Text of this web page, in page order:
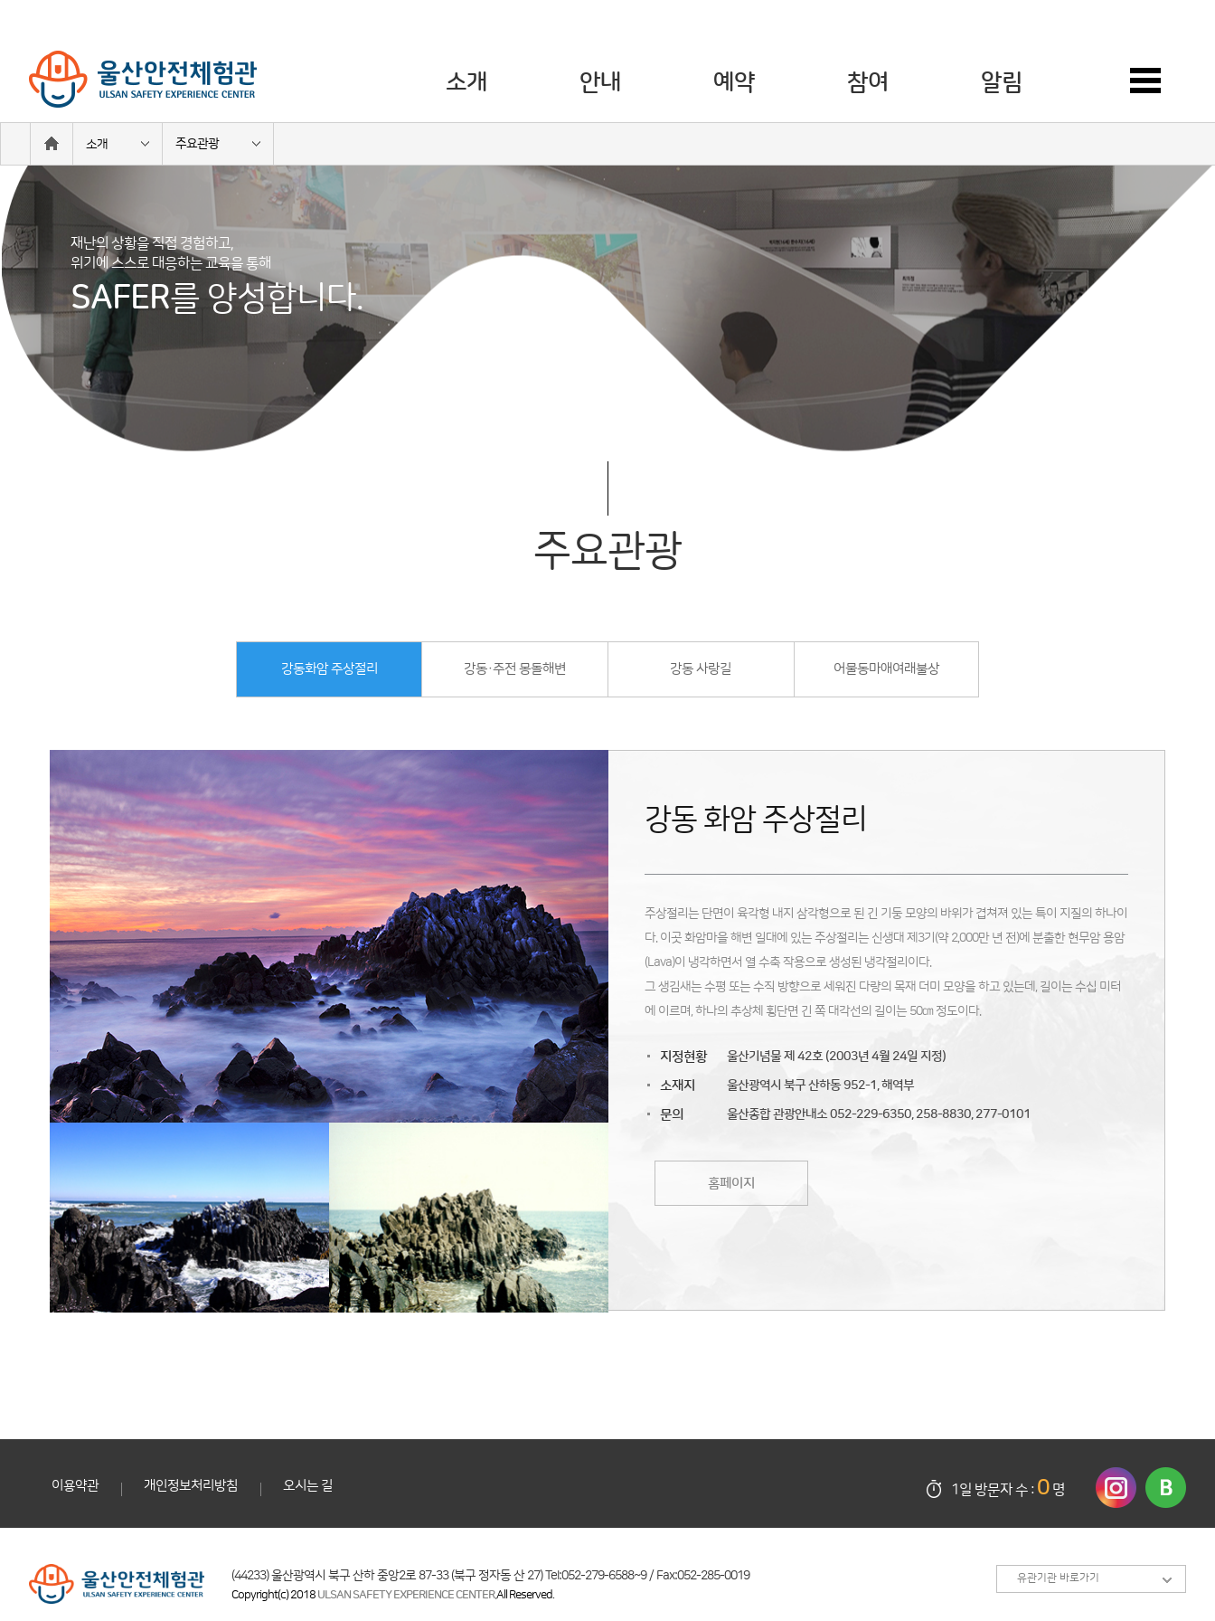
소개 안내 예약 참여 알림
소개 주요관광
재난의 상황을 직접 경험하고,
위기에 스스로 대응하는 교육을 통해
SAFER를 양성합니다.
주요관광
강동화암 주상절리 강동·주전 몽돌해변 강동 사랑길 어물동마애여래불상
강동 화암 주상절리
주상절리는 단면이 육각형 내지 삼각형으로 된 긴 기둥 모양의 바위가 겹쳐져 있는 특이 지질의 하나이
다. 이곳 화암마을 해변 일대에 있는 주상절리는 신생대 제3기(약 2,000만 년 전)에 분출한 현무암 용암
(Lava)이 냉각하면서 열 수축 작용으로 생성된 냉각절리이다.
그 생김새는 수평 또는 수직 방향으로 세워진 다량의 목재 더미 모양을 하고 있는데, 길이는 수십 미터
에 이르며, 하나의 추상체 횡단면 긴 쪽 대각선의 길이는 50㎝ 정도이다.
지정현황 울산기념물 제 42호 (2003년 4월 24일 지정)
소재지 울산광역시 북구 산하동 952-1, 해역부
문의 울산종합 관광안내소 052-229-6350, 258-8830, 277-0101
홈페이지
이용약관 개인정보처리방침 오시는 길
(44233) 울산광역시 북구 산하 중앙2로 87-33 (북구 정자동 산 27) Tel:052-279-6588~9 / Fax:052-285-0019
Copyright(c) 2018 ULSAN SAFETY EXPERIENCE CENTER.All Reserved.
1일 방문자 수 : 0 명